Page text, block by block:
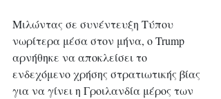
Μιλώντας σε συνέντευξη Τύπου
νωρίτερα μέσα στον μήνα, ο Trump
αρνήθηκε να αποκλείσει το
ενδεχόμενο χρήσης στρατιωτικής βίας
για να γίνει η Γροιλανδία μέρος των